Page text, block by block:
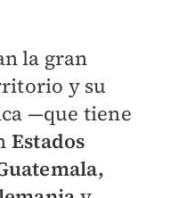
la gran
y su
—que tiene
Estados